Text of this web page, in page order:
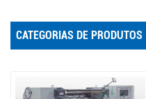
CATEGORIAS DE PRODUTOS